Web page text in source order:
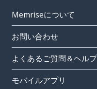
Memriseについて
お問い合わせ
よくあるご質問＆ヘルプ
モバイルアプリ